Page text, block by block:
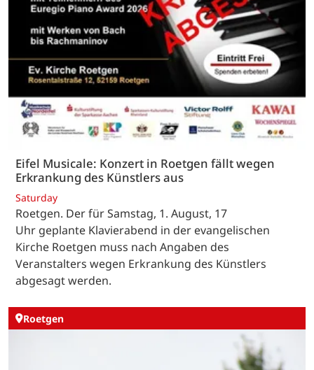
Eifel Musicale: Konzert in Roetgen fällt wegen
Erkrankung des Künstlers aus
Saturday
Roetgen. Der für Samstag, 1. August, 17
Uhr geplante Klavierabend in der evangelischen
Kirche Roetgen muss nach Angaben des
Veranstalters wegen Erkrankung des Künstlers
abgesagt werden.
Roetgen